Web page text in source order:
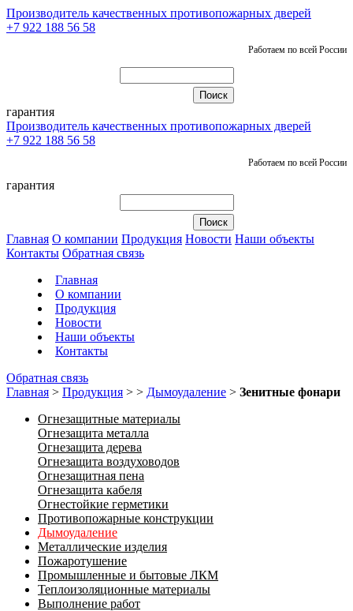
Производитель качественных противопожарных дверей
+7 922 188 56 58
Работаем по всей России
гарантия
Производитель качественных противопожарных дверей
+7 922 188 56 58
Работаем по всей России
гарантия
Главная О компании Продукция Новости Наши объекты
Контакты Обратная связь
Главная
О компании
Продукция
Новости
Наши объекты
Контакты
Обратная связь
Главная > Продукция > > Дымоудаление > Зенитные фонари
Огнезащитные материалы
Огнезащита металла
Огнезащита дерева
Огнезащита воздуховодов
Огнезащитная пена
Огнезащита кабеля
Огнестойкие герметики
Противопожарные конструкции
Дымоудаление
Металлические изделия
Пожаротушение
Промышленные и бытовые ЛКМ
Теплоизоляционные материалы
Выполнение работ